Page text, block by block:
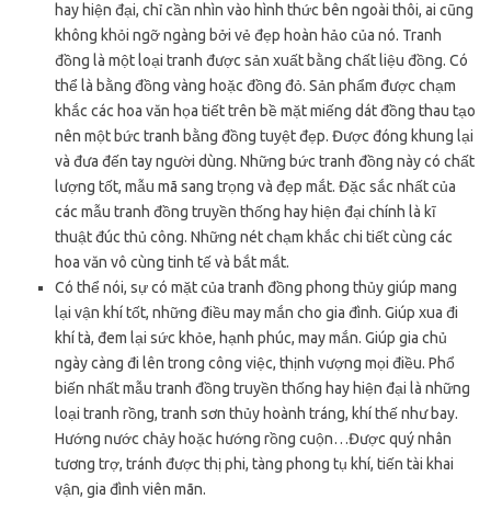
hay hiện đại, chỉ cần nhìn vào hình thức bên ngoài thôi, ai cũng
không khỏi ngỡ ngàng bởi vẻ đẹp hoàn hảo của nó. Tranh
đồng là một loại tranh được sản xuất bằng chất liệu đồng. Có
thể là bằng đồng vàng hoặc đồng đỏ. Sản phẩm được chạm
khắc các hoa văn họa tiết trên bề mặt miếng dát đồng thau tạo
nên một bức tranh bằng đồng tuyệt đẹp. Được đóng khung lại
và đưa đến tay người dùng. Những bức tranh đồng này có chất
lượng tốt, mẫu mã sang trọng và đẹp mắt. Đặc sắc nhất của
các mẫu tranh đồng truyền thống hay hiện đại chính là kĩ
thuật đúc thủ công. Những nét chạm khắc chi tiết cùng các
hoa văn vô cùng tinh tế và bắt mắt.
Có thể nói, sự có mặt của tranh đồng phong thủy giúp mang
lại vận khí tốt, những điều may mắn cho gia đình. Giúp xua đi
khí tà, đem lại sức khỏe, hạnh phúc, may mắn. Giúp gia chủ
ngày càng đi lên trong công việc, thịnh vượng mọi điều. Phổ
biến nhất mẫu tranh đồng truyền thống hay hiện đại là những
loại tranh rồng, tranh sơn thủy hoành tráng, khí thế như bay.
Hướng nước chảy hoặc hướng rồng cuộn…Được quý nhân
tương trợ, tránh được thị phi, tàng phong tụ khí, tiến tài khai
vận, gia đình viên mãn.